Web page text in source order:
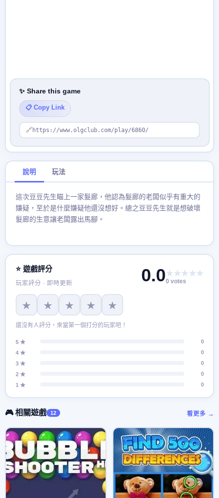
✨ Share this game
📋 Copy Link
🔗 https://www.olgclub.com/play/6860/
說明 玩法
這次豆豆先生瞄上一家髮廊，他認為髮廊的老闆似乎有重大的
嫌疑，至於是什麼嫌疑他還沒想好。總之豆豆先生就是想破壞
髮廊的生意讓老闆露出馬腳。
⭐ 遊戲評分
玩家評分 · 即時更新 0.0★★★★★
0 votes
★ ★ ★ ★ ★
還沒有人評分，來當第一個打分的玩家吧！
5 ★
0
4 ★
0
3 ★
0
2 ★
0
1 ★
0
🎮 相關遊戲 12 看更多 →